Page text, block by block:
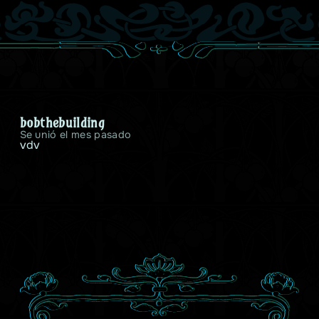
bobthebuilding
Se unió el mes pasado
vdv